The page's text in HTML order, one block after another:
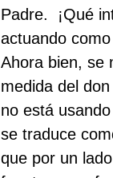
Padre.
¡Qué
actuando
Ahora bien, se
medida del
no está
se traduce
que por un